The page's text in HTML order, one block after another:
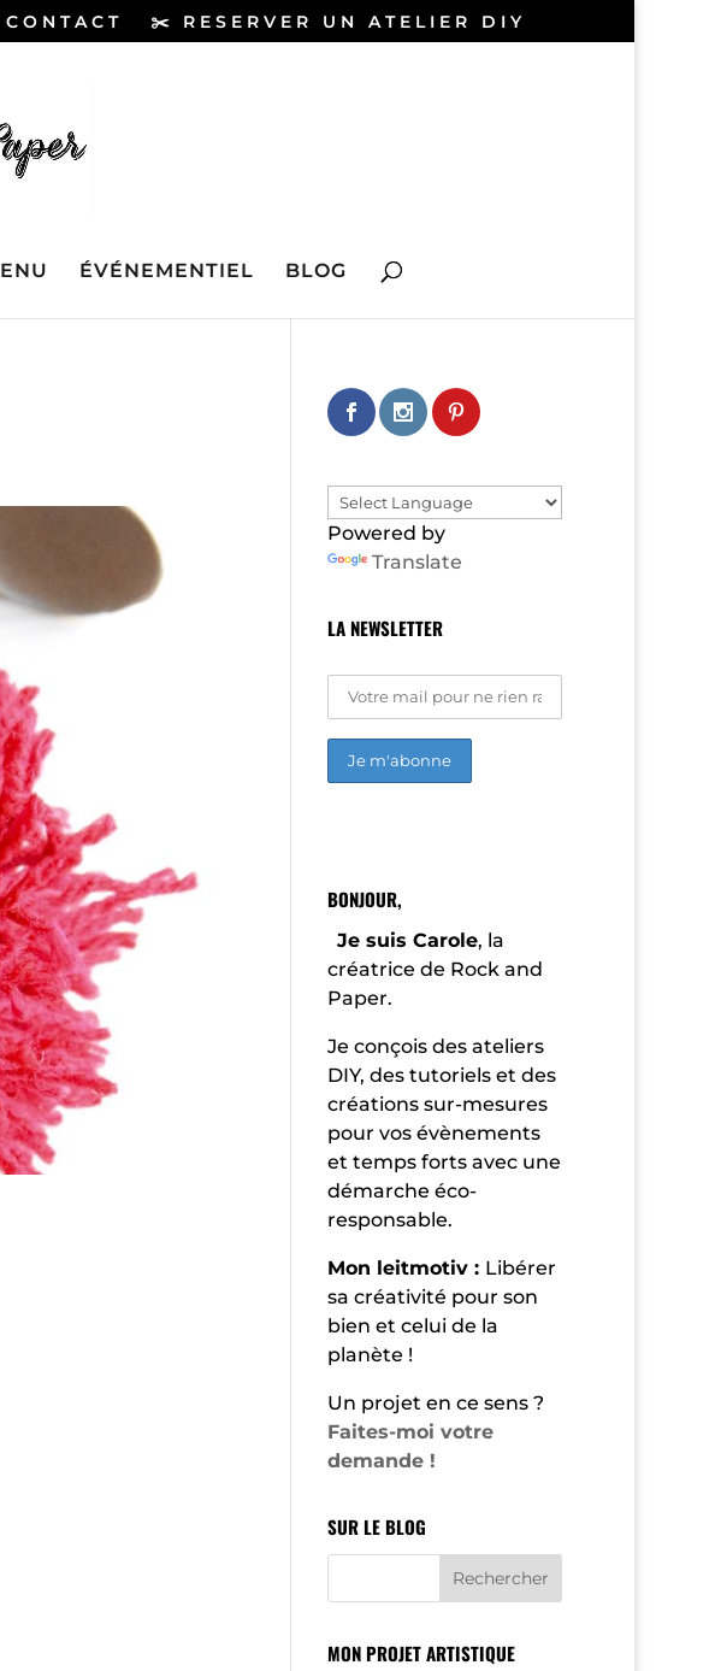
CONTACT ✂️ RESERVER UN ATELIER DIY
ÉVÉNEMENTIEL BLOG
Powered by
Translate
LA NEWSLETTER
r
n
a
i
v
:
BONJOUR,
Je suis Carole, la
créatrice de Rock and
Paper.
Je conçois des ateliers
DIY, des tutoriels et des
créations sur-mesures
pour vos évènements
et temps forts avec une
démarche éco-
responsable.
Mon leitmotiv : Libérer
sa créativité pour son
bien et celui de la
planète !
Un projet en ce sens ?
Faites-moi votre
demande !
SUR LE BLOG
MON PROJET ARTISTIQUE